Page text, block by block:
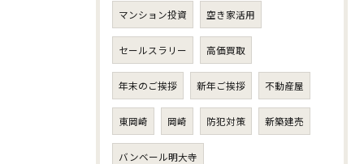
マンション投資 空き家活用
セールスラリー 高価買取
年末のご挨拶 新年ご挨拶 不動産屋
東岡崎 岡崎 防犯対策 新築建売
バンベール明大寺